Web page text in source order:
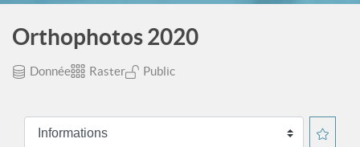
Orthophotos 2020
Donnée Raster Public